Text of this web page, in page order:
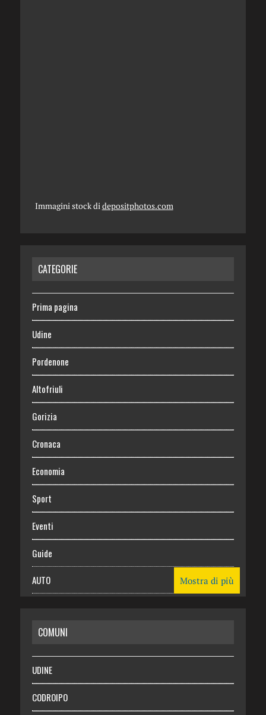
Immagini stock di depositphotos.com
CATEGORIE
Prima pagina
Udine
Pordenone
Altofriuli
Gorizia
Cronaca
Economia
Sport
Eventi
Guide
AUTO
RISPARMIO
SALUTE
Necrologie
Mostra di più
COMUNI
UDINE
CODROIPO